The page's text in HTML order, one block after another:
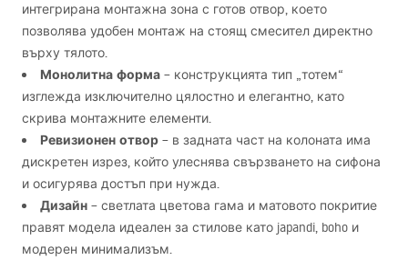
интегрирана монтажна зона с готов отвор, което
позволява удобен монтаж на стоящ смесител директно
върху тялото.
Монолитна форма – конструкцията тип „тотем“
изглежда изключително цялостно и елегантно, като
скрива монтажните елементи.
Ревизионен отвор – в задната част на колоната има
дискретен изрез, който улеснява свързването на сифона
и осигурява достъп при нужда.
Дизайн – светлата цветова гама и матовото покритие
правят модела идеален за стилове като japandi, boho и
модерен минимализъм.